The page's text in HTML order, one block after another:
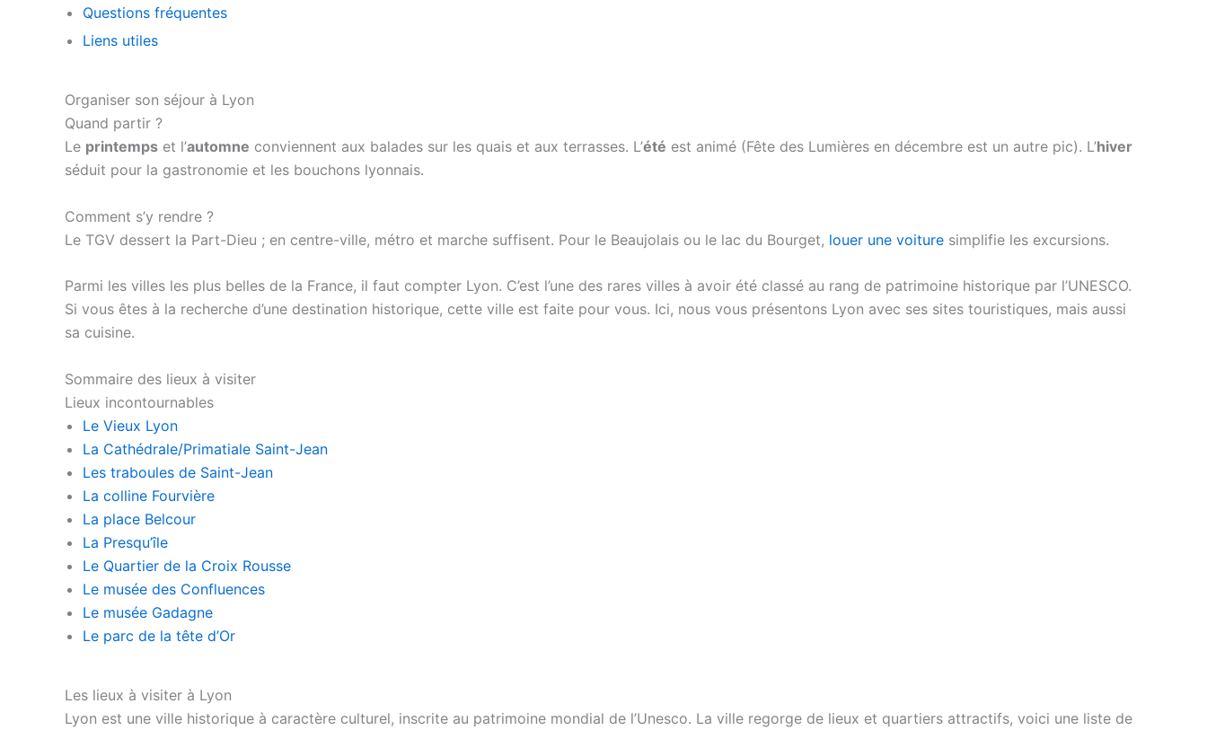
Questions fréquentes
Liens utiles
Organiser son séjour à Lyon
Quand partir ?
Le printemps et l’automne conviennent aux balades sur les quais et aux terrasses. L’été est animé (Fête des Lumières en décembre est un autre pic). L’hiver
séduit pour la gastronomie et les bouchons lyonnais.
Comment s’y rendre ?
Le TGV dessert la Part-Dieu ; en centre-ville, métro et marche suffisent. Pour le Beaujolais ou le lac du Bourget, louer une voiture simplifie les excursions.
Parmi les villes les plus belles de la France, il faut compter Lyon. C’est l’une des rares villes à avoir été classé au rang de patrimoine historique par l’UNESCO.
Si vous êtes à la recherche d’une destination historique, cette ville est faite pour vous. Ici, nous vous présentons Lyon avec ses sites touristiques, mais aussi
sa cuisine.
Sommaire des lieux à visiter
Lieux incontournables
Le Vieux Lyon
La Cathédrale/Primatiale Saint-Jean
Les traboules de Saint-Jean
La colline Fourvière
La place Belcour
La Presqu’île
Le Quartier de la Croix Rousse
Le musée des Confluences
Le musée Gadagne
Le parc de la tête d’Or
Les lieux à visiter à Lyon
Lyon est une ville historique à caractère culturel, inscrite au patrimoine mondial de l’Unesco. La ville regorge de lieux et quartiers attractifs, voici une liste de